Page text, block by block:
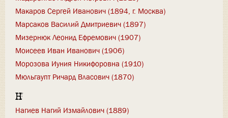
Макаров Сергей Иванович (1894, г. Москва)
Марсаков Василий Дмитриевич (1897)
Мизернюк Леонид Ефремович (1907)
Моисеев Иван Иванович (1906)
Морозова Иуния Никифоровна (1910)
Мюльгаупт Ричард Власович (1870)
Н
Нагиев Нагий Измайлович (1889)